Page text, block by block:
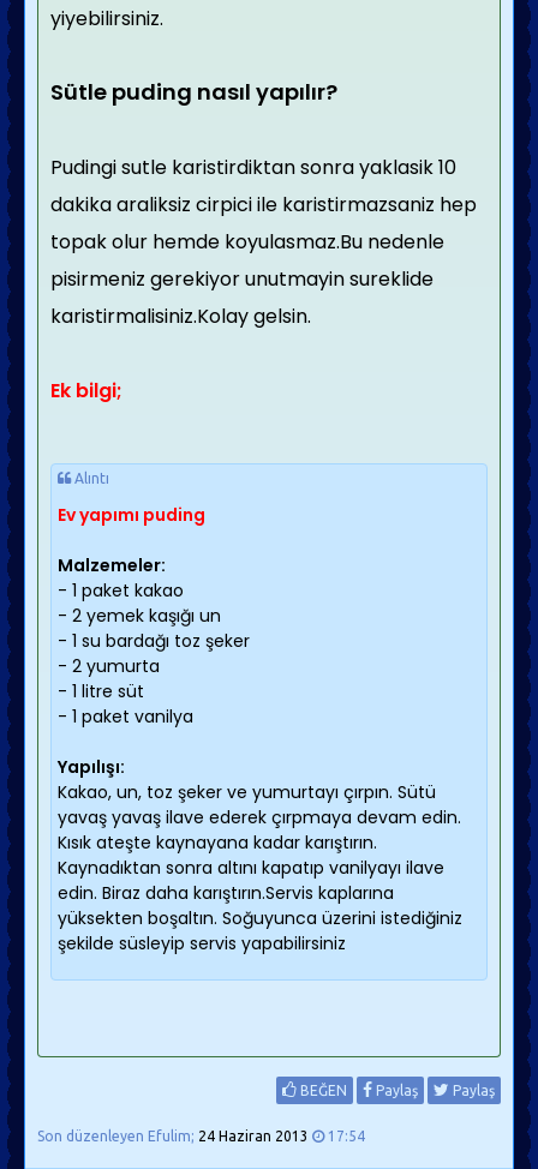
yiyebilirsiniz.
Sütle puding nasıl yapılır?
Pudingi sutle karistirdiktan sonra yaklasik 10
dakika araliksiz cirpici ile karistirmazsaniz hep
topak olur hemde koyulasmaz.Bu nedenle
pisirmeniz gerekiyor unutmayin sureklide
karistirmalisiniz.Kolay gelsin.
Ek bilgi;
Alıntı
Ev yapımı puding
Malzemeler:
- 1 paket kakao
- 2 yemek kaşığı un
- 1 su bardağı toz şeker
- 2 yumurta
- 1 litre süt
- 1 paket vanilya
Yapılışı:
Kakao, un, toz şeker ve yumurtayı çırpın. Sütü
yavaş yavaş ilave ederek çırpmaya devam edin.
Kısık ateşte kaynayana kadar karıştırın.
Kaynadıktan sonra altını kapatıp vanilyayı ilave
edin. Biraz daha karıştırın.Servis kaplarına
yüksekten boşaltın. Soğuyunca üzerini istediğiniz
şekilde süsleyip servis yapabilirsiniz
BEĞEN Paylaş Paylaş
Son düzenleyen Efulim; 24 Haziran 2013 17:54